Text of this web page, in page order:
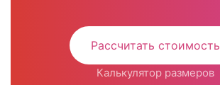
Рассчитать стоимость
Калькулятор размеров